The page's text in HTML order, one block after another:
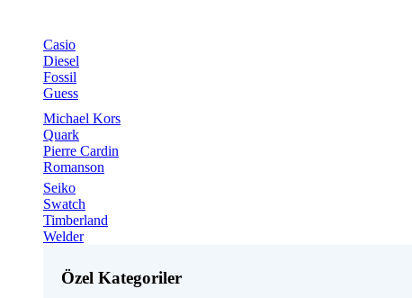
Casio
Diesel
Fossil
Guess
Michael Kors
Quark
Pierre Cardin
Romanson
Seiko
Swatch
Timberland
Welder
Özel Kategoriler